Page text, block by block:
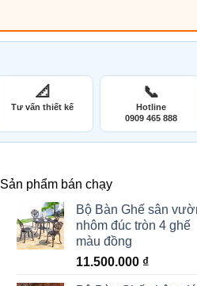
📐
Tư vấn thiết kế
📞
Hotline
0909 465 888
Sản phẩm bán chạy
Bộ Bàn Ghế sân
nhôm đúc tròn 4 ghế
màu đồng
11.500.000 ₫